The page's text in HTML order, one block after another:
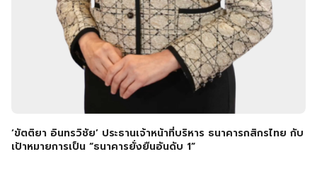
‘ขัตติยา อินทรวิชัย’ ประธานเจ้าหน้าที่บริหาร ธนาคารกสิกรไทย กับ
เป้าหมายการเป็น “ธนาคารยั่งยืนอันดับ 1”